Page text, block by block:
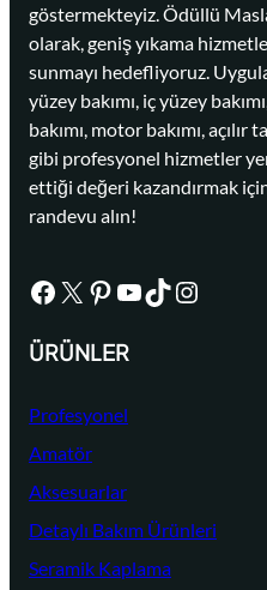
göstermekteyiz. Ödüllü
olarak, geniş yıkama
sunmayı hedefliyoruz.
yüzey bakımı, iç yüzey
bakımı, motor bakımı, açılır
gibi profesyonel hizmetler
ettiği değeri kazandırmak
randevu alın!
Facebook X Pinterest YouTube TikTok Instagram
ÜRÜNLER
Profesyonel
Amatör
Aksesuarlar
Detaylı Bakım Ürünleri
Seramik Kaplama